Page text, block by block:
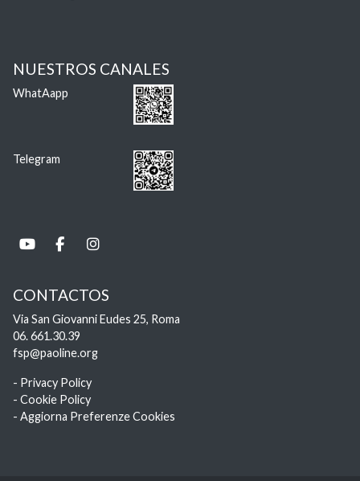
NUESTROS CANALES
WhatAapp
Telegram
CONTACTOS
Via San Giovanni Eudes 25, Roma
06. 661.30.39
fsp@paoline.org
- Privacy Policy
- Cookie Policy
- Aggiorna Preferenze Cookies